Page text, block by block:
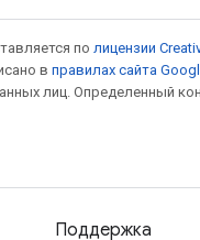
по лицензии
в правилах сайта
лиц. Определенный
Поддержка